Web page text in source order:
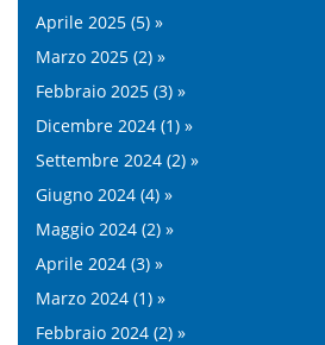
Aprile 2025 (5) »
Marzo 2025 (2) »
Febbraio 2025 (3) »
Dicembre 2024 (1) »
Settembre 2024 (2) »
Giugno 2024 (4) »
Maggio 2024 (2) »
Aprile 2024 (3) »
Marzo 2024 (1) »
Febbraio 2024 (2) »